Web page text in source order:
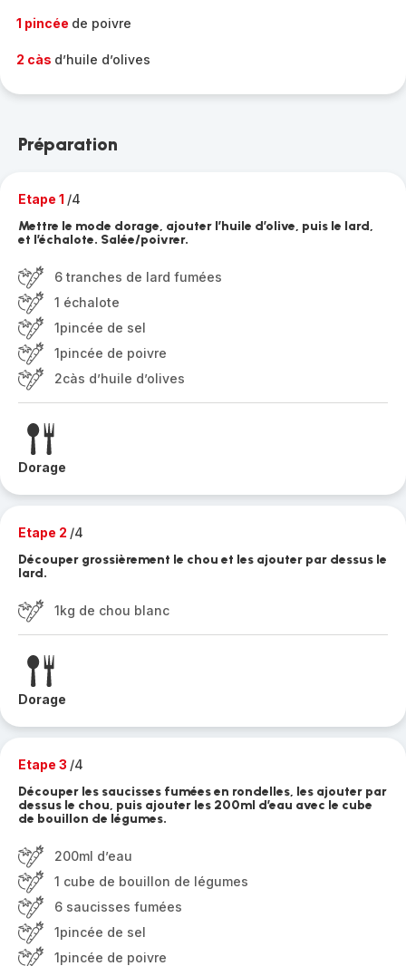
1 pincée de poivre
2 càs d’huile d’olives
Préparation
Etape 1 /4
Mettre le mode dorage, ajouter l’huile d’olive, puis le lard,
et l’échalote. Salée/poivrer.
6 tranches de lard fumées
1 échalote
1pincée de sel
1pincée de poivre
2càs d’huile d’olives
Dorage
Etape 2 /4
Découper grossièrement le chou et les ajouter par dessus le
lard.
1kg de chou blanc
Dorage
Etape 3 /4
Découper les saucisses fumées en rondelles, les ajouter par
dessus le chou, puis ajouter les 200ml d’eau avec le cube
de bouillon de légumes.
200ml d’eau
1 cube de bouillon de légumes
6 saucisses fumées
1pincée de sel
1pincée de poivre